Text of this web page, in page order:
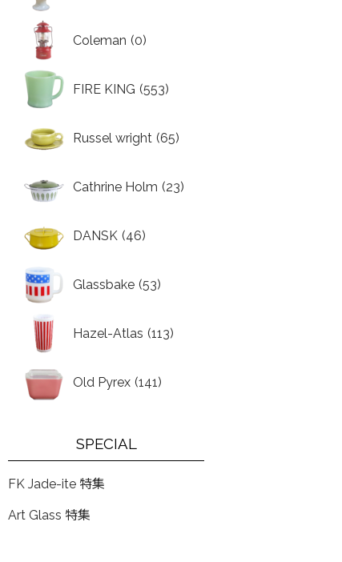
Coleman (0)
FIRE KING (553)
Russel wright (65)
Cathrine Holm (23)
DANSK (46)
Glassbake (53)
Hazel-Atlas (113)
Old Pyrex (141)
SPECIAL
FK Jade-ite 特集
Art Glass 特集